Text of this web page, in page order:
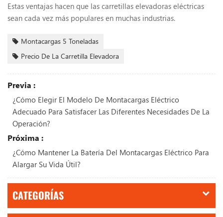
Estas ventajas hacen que las carretillas elevadoras eléctricas
sean cada vez más populares en muchas industrias.
Montacargas 5 Toneladas
Precio De La Carretilla Elevadora
Previa :
¿Cómo Elegir El Modelo De Montacargas Eléctrico
Adecuado Para Satisfacer Las Diferentes Necesidades De La
Operación?
Próxima :
¿Cómo Mantener La Batería Del Montacargas Eléctrico Para
Alargar Su Vida Útil?
CATEGORÍAS